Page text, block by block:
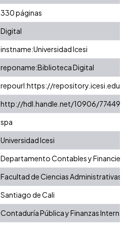
330 páginas
Digital
instname:Universidad Icesi
reponame:Biblioteca Digital
repourl:https://
http://hdl.handle.net/10906/77449
spa
Universidad Icesi
Departamento Contables y
Facultad de Ciencias Administrativas
Santiago de Cali
Contaduría Pública y Finanzas